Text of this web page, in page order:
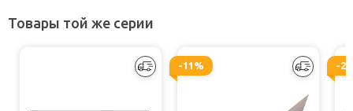
Товары той же серии
-11% -